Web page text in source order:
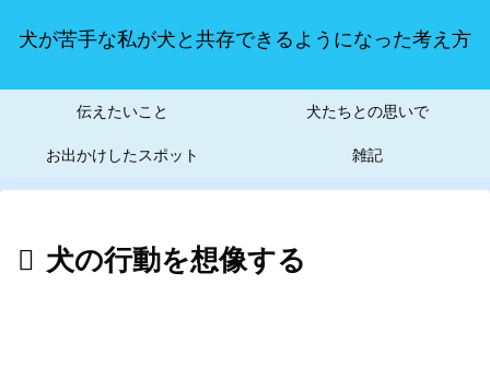
犬が苦手な私が犬と共存できるようになった考え方
伝えたいこと 犬たちとの思いで
お出かけしたスポット 雑記
犬の行動を想像する